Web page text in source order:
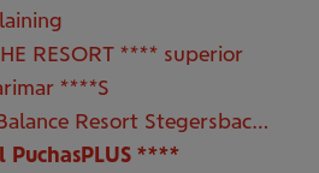
RESORT **** superior
****S
Falkensteiner Balance Resort Stegersbach *****
****